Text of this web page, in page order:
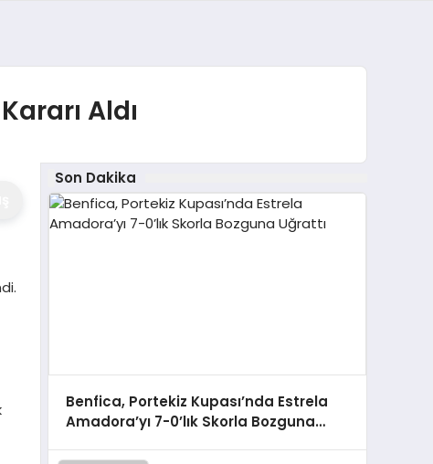
Aldı
Son Dakika
Benfica, Portekiz Kupası’nda Estrela
Amadora’yı 7-0’lık Skorla Bozguna